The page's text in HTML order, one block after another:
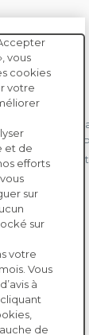
en France,
l'île Maurice, en
en Espagne
vous
cookies
votre
et de
efforts
sur
sur
votre
Vous
à
de